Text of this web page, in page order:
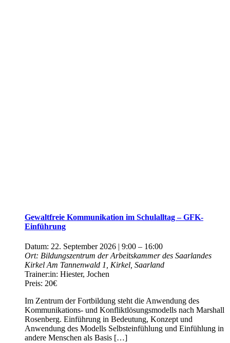
Gewaltfreie Kommunikation im Schulalltag – GFK-
Einführung
Datum: 22. September 2026 | 9:00 – 16:00
Ort: Bildungszentrum der Arbeitskammer des Saarlandes
Kirkel Am Tannenwald 1, Kirkel, Saarland
Trainer:in: Hiester, Jochen
Preis: 20€
Im Zentrum der Fortbildung steht die Anwendung des
Kommunikations­- und Konfliktlösungsmodells nach Marshall
Rosenberg. Einführung in Bedeutung, Konzept und
Anwendung des Modells Selbsteinfühlung und Einfühlung in
andere Menschen als Basis […]